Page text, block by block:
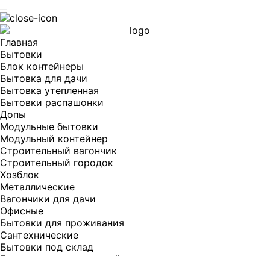
Главная
Бытовки
Блок контейнеры
Бытовка для дачи
Бытовка утепленная
Бытовки распашонки
Допы
Модульные бытовки
Модульный контейнер
Строительный вагончик
Строительный городок
Хозблок
Металлические
Вагончики для дачи
Офисные
Бытовки для проживания
Сантехнические
Бытовки под склад